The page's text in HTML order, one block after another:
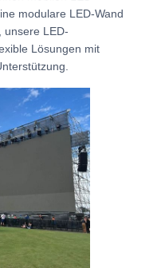
modulare LED-Wand
unsere LED-
Lösungen mit